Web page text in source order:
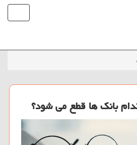
بانك ها قطع می شود؟